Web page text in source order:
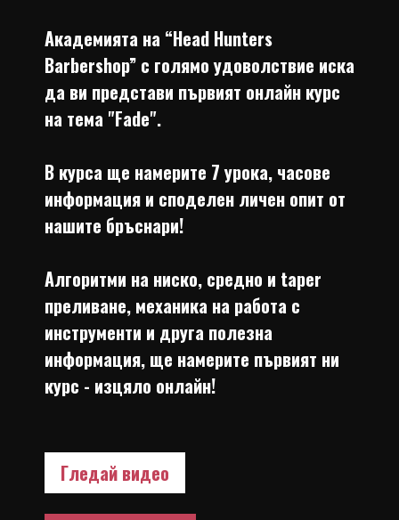
Академията на “Head Hunters
Barbershop” с голямо удоволствие иска
да ви представи първият онлайн курс
на тема "Fade".
В курса ще намерите 7 урока, часове
информация и споделен личен опит от
нашите бръснари!
Алгоритми на ниско, средно и taper
преливане, механика на работа с
инструменти и друга полезна
информация, ще намерите първият ни
курс - изцяло онлайн!
Гледай видео